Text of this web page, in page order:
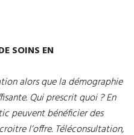
SOINS EN
alors que la démographie
Qui prescrit quoi ? En
peuvent bénéficier des
l’offre. Téléconsultation,